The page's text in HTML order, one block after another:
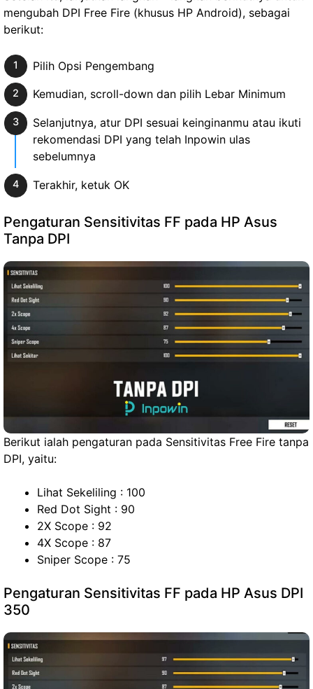
mengubah DPI Free Fire (khusus HP Android), sebagai
berikut:
Pilih Opsi Pengembang
Kemudian, scroll-down dan pilih Lebar Minimum
Selanjutnya, atur DPI sesuai keinginanmu atau ikuti
rekomendasi DPI yang telah Inpowin ulas
sebelumnya
Terakhir, ketuk OK
Pengaturan Sensitivitas FF pada HP Asus
Tanpa DPI
Berikut ialah pengaturan pada Sensitivitas Free Fire tanpa
DPI, yaitu:
Lihat Sekeliling : 100
Red Dot Sight : 90
2X Scope : 92
4X Scope : 87
Sniper Scope : 75
Pengaturan Sensitivitas FF pada HP Asus DPI
350